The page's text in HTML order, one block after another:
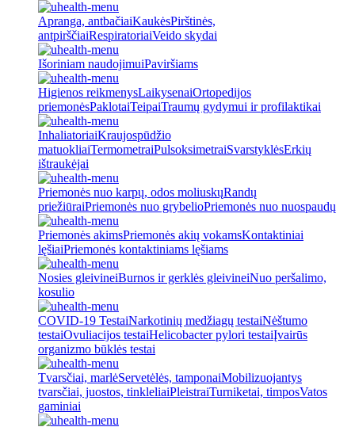
Apranga, antbačiaiKaukėsPirštinės,
antpirščiaiRespiratoriaiVeido skydai
Išoriniam naudojimuiPaviršiams
Higienos reikmenysLaikysenaiOrtopedijos
priemonėsPaklotaiTeipaiTraumų gydymui ir profilaktikai
InhaliatoriaiKraujospūdžio
matuokliaiTermometraiPulsoksimetraiSvarstyklėsErkių
ištraukėjai
Priemonės nuo karpų, odos moliuskųRandų
priežiūraiPriemonės nuo grybelioPriemonės nuo nuospaudų
Priemonės akimsPriemonės akių vokamsKontaktiniai
lęšiaiPriemonės kontaktiniams lęšiams
Nosies gleivineiBurnos ir gerklės gleivineiNuo peršalimo,
kosulio
COVID-19 TestaiNarkotinių medžiagų testaiNėštumo
testaiOvuliacijos testaiHelicobacter pylori testaiĮvairūs
organizmo būklės testai
Tvarsčiai, marlėServetėlės, tamponaiMobilizuojantys
tvarsčiai, juostos, tinkleliaiPleistraiTurniketai, timposVatos
gaminiai